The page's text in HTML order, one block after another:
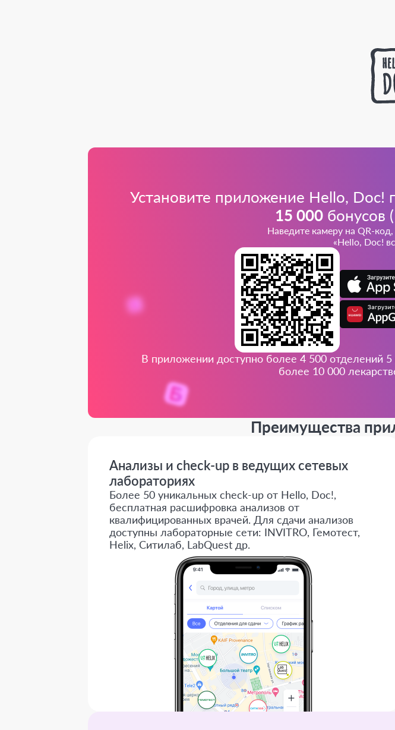
Установите приложение Hello,
15 000бонусов
Наведите камеру на QR-
«Hello, Doc!
В приложении доступно более 4 500 отделений
более 10 000
Преимущества
Анализы и check-up в ведущих сетевых
лабораториях
Более 50 уникальных check-up от Hello, Doc!,
бесплатная расшифровка анализов от
квалифицированных врачей. Для сдачи анализов
доступны лабораторные сети: INVITRO, Гемотест,
Helix, Ситилаб, LabQuest др.